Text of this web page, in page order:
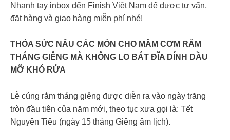
Nhanh tay inbox đến Finish Việt Nam để được tư vấn,
đặt hàng và giao hàng miễn phí nhé!
THỎA SỨC NẤU CÁC MÓN CHO MÂM CƠM RẰM
THÁNG GIÊNG MÀ KHÔNG LO BÁT ĐĨA DÍNH DẦU
MỠ KHÓ RỬA
Lễ cúng rằm tháng giêng được diễn ra vào ngày trăng
tròn đầu tiên của năm mới, theo tục xưa gọi là: Tết
Nguyên Tiêu (ngày 15 tháng Giêng âm lịch).